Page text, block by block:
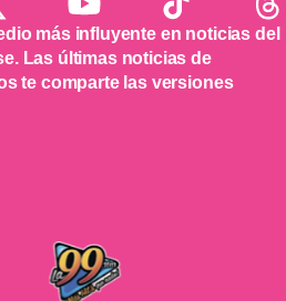
más influyente en noticias del
Las últimas noticias de
te comparte las versiones